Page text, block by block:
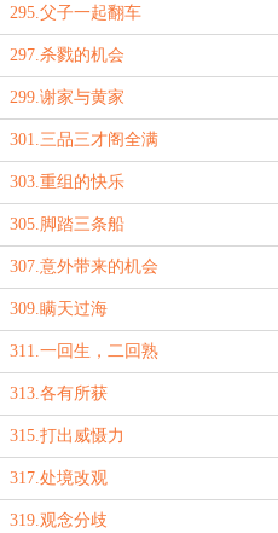
祖泪（第四更）
295.父子一起翻车
297.杀戮的机会
299.谢家与黄家
301.三品三才阁全满
303.重组的快乐
305.脚踏三条船
307.意外带来的机会
309.瞒天过海
311.一回生，二回熟
313.各有所获
315.打出威慑力
317.处境改观
319.观念分歧